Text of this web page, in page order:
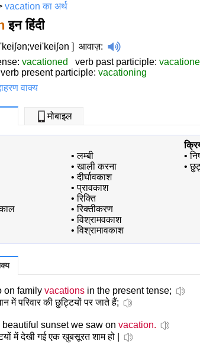
vacation का अर्थ
इन हिंदी
] आवाज़:
vacationed verb past participle:
present participle: vacationing
वाक्य
मोबाइल
•लम्बी
•खाली करना
•दीर्घावकाश
•प्रावकाश
•रिक्ति
•रिक्तीकरण
•विश्रामवकाश
•विश्रामावकाश
•
•
on family vacations in the present tense;
में परिवार की छुट्टियों पर जाते हैं;
beautiful sunset we saw on vacation.
में देखी गई एक खुबसूरत शाम हो |